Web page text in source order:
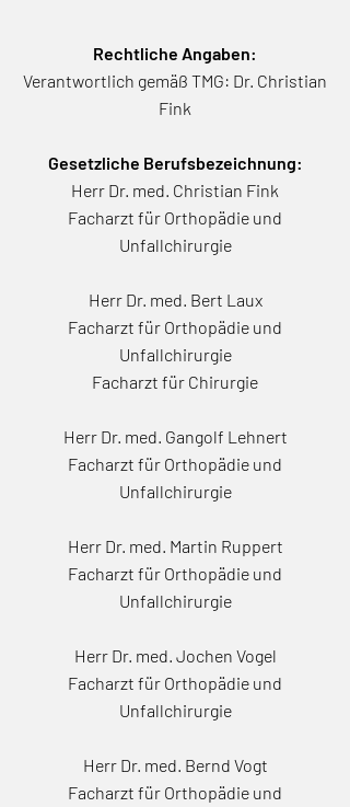
Rechtliche Angaben:
Verantwortlich gemäß TMG: Dr. Christian
Fink
Gesetzliche Berufsbezeichnung:
Herr Dr. med. Christian Fink
Facharzt für Orthopädie und
Unfallchirurgie
Herr Dr. med. Bert Laux
Facharzt für Orthopädie und
Unfallchirurgie
Facharzt für Chirurgie
Herr Dr. med. Gangolf Lehnert
Facharzt für Orthopädie und
Unfallchirurgie
Herr Dr. med. Martin Ruppert
Facharzt für Orthopädie und
Unfallchirurgie
Herr Dr. med. Jochen Vogel
Facharzt für Orthopädie und
Unfallchirurgie
Herr Dr. med. Bernd Vogt
Facharzt für Orthopädie und